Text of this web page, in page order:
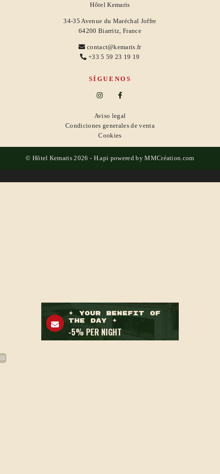
Hôtel Kemaris
34-35 Avenue du Maréchal Joffre
64200 Biarritz, France
contact@kemaris.fr
+33 5 59 23 19 19
SÍGUENOS
Aviso legal
Condiciones generales de venta
Cookies
© Hôtel Kemaris 2026 - H.api powered byMMCréation.com